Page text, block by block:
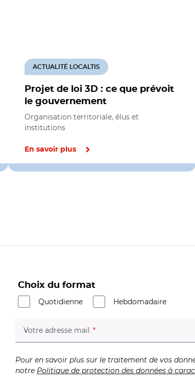
Projet de loi 3D : ce que prévoit
le gouvernement
ACTUALITÉ LOCALTIS
Organisation territoriale, élus et
institutions
En savoir plus
Choix du format
Quotidienne
Hebdomadaire
Votre adresse mail (champ obligatoire)
Pour en savoir plus sur le traitement de vos
notre Politique de protection des données à